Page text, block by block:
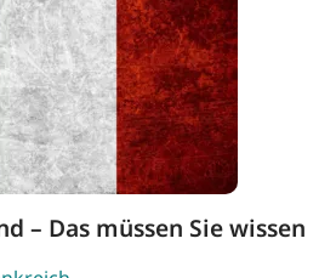
– Das müssen Sie wissen